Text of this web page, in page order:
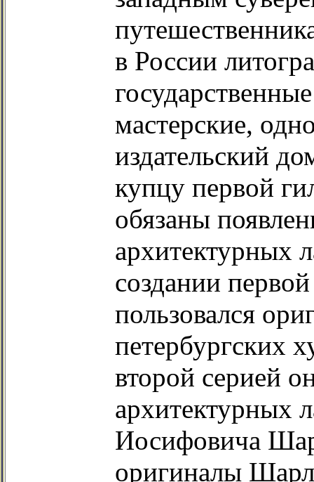
в России
мастерские,
издательский
купцу первой
обязаны
архитектурных
создании
пользовался
петербургских
второй серией
архитектурных
Иосифовича
оригиналы